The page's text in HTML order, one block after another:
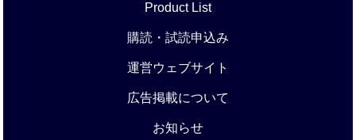
Product List
購読・試読申込み
運営ウェブサイト
広告掲載について
お知らせ